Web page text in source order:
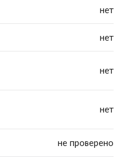
нет
нет
нет
нет
не проверено